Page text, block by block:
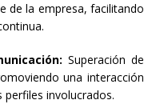
de la empresa, facilitando
Superación de
una interacción
involucrados.